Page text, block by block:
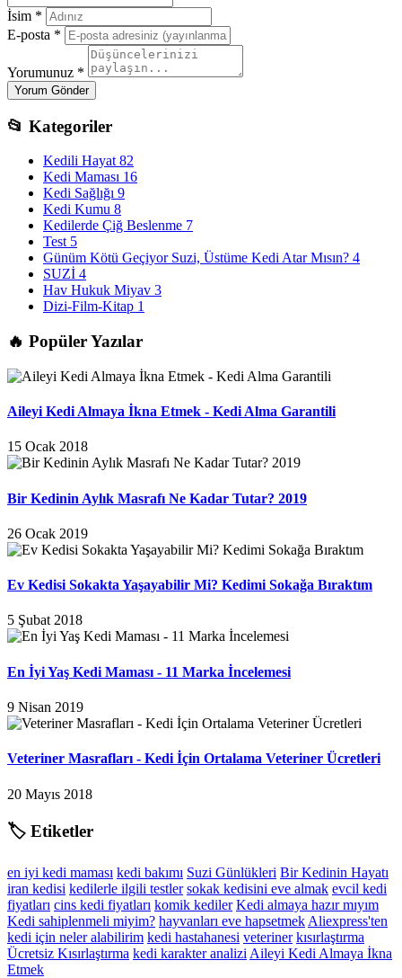
İsim *
E-posta *
Yorumunuz *
Yorum Gönder
📂 Kategoriler
Kedili Hayat82
Kedi Maması 16
Kedi Sağlığı 9
Kedi Kumu 8
Kedilerde Çiğ Beslenme 7
Test 5
Günüm Kötü Geçiyor Suzi, Üstüme Kedi Atar Mısın? 4
SUZİ 4
Hav Hukuk Miyav 3
Dizi-Film-Kitap 1
🔥 Popüler Yazılar
Aileyi Kedi Almaya İkna Etmek - Kedi Alma Garantili
15 Ocak 2018
Bir Kedinin Aylık Masrafı Ne Kadar Tutar? 2019
26 Ocak 2019
Ev Kedisi Sokakta Yaşayabilir Mi? Kedimi Sokağa Bıraktım
5 Şubat 2018
En İyi Yaş Kedi Maması - 11 Marka İncelemesi
9 Nisan 2019
Veteriner Masrafları - Kedi İçin Ortalama Veteriner Ücretleri
20 Mayıs 2018
🏷️ Etiketler
en iyi kedi maması kedi bakımı Suzi Günlükleri Bir Kedinin Hayatı
iran kedisi kedilerle ilgili testler sokak kedisini eve almak evcil kedi
fiyatları cins kedi fiyatları komik kediler Kedi almaya hazır mıyım
Kedi sahiplenmeli miyim? hayvanları eve hapsetmek Aliexpress'ten
kedi için neler alabilirim kedi hastahanesi veteriner kısırlaştırma
Ücretsiz Kısırlaştırma kedi karakter analizi Aileyi Kedi Almaya İkna
Etmek